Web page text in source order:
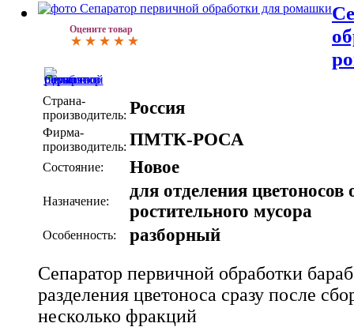
Оцените товар
Страна-
производитель: Россия
Фирма-
производитель: ПМТК-РОСА
Состояние: Новое
Назначение:
для отделения цветоносов
ростительного мусора
Особенность: разборный
Сепаратор первичной обработки
разделения цветоноса сразу после
несколько фракций